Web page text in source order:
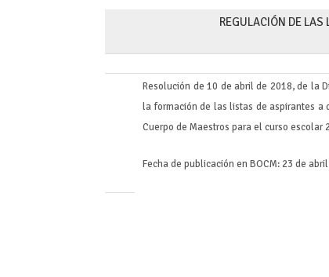
REGULACIÓN DE LAS
Resolución de 10 de abril de 2018, de la
la formación de las listas de aspirantes a
Cuerpo de Maestros para el curso escolar
Fecha de publicación en BOCM: 23 de